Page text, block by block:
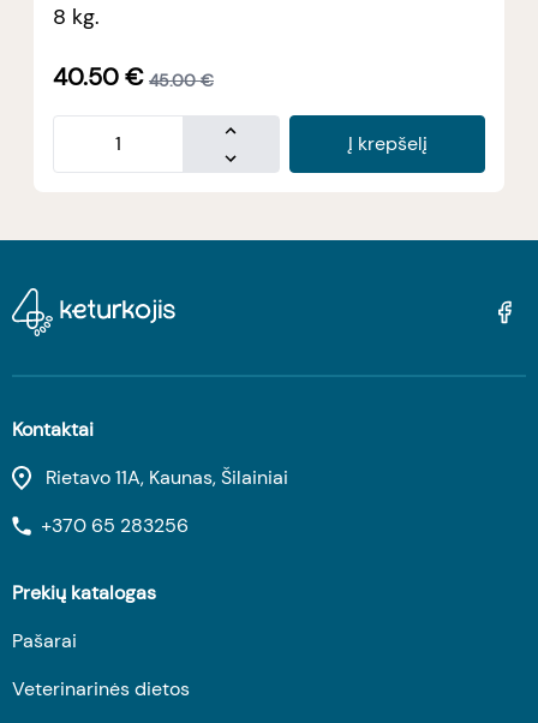
8 kg.
40.50€ 45.00 €
Į krepšelį
Kontaktai
Rietavo 11A, Kaunas, Šilainiai
+370 65 283256
Prekių katalogas
Pašarai
Veterinarinės dietos